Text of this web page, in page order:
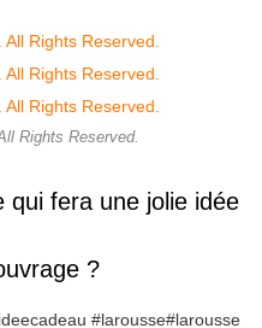
Rights Reserved.
qui fera une jolie idée
?
#larousse#larousse